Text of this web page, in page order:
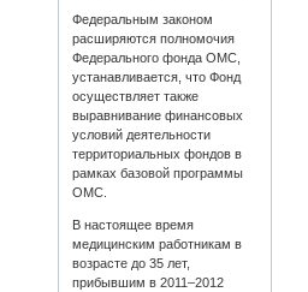
Федеральным законом
расширяются полномочия
Федерального фонда ОМС,
устанавливается, что Фонд
осуществляет также
выравнивание финансовых
условий деятельности
территориальных фондов в
рамках базовой программы
ОМС.
В настоящее время
медицинским работникам в
возрасте до 35 лет,
прибывшим в 2011–2012